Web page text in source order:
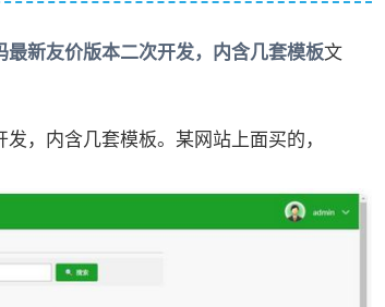
最新友价版本二次开发，内含几套模板文
，内含几套模板。某网站上面买的，